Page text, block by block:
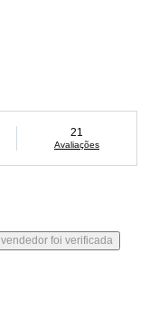
21
Avaliações
foi verificada